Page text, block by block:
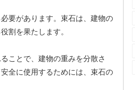
要があります。束石は、建物の
割を果たします。
ことで、建物の重みを分散さ
全に使用するためには、束石の